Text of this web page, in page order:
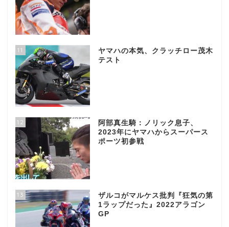
11
ヤマハの本気、クラッチロー茂木
テスト
12
阿部真生騎：ノリック息子、
2023年にヤマハからスーパース
ポーツ初参戦
13
ザルコがマルケス批判『狂気の第
1ラップだった』2022アラゴン
GP